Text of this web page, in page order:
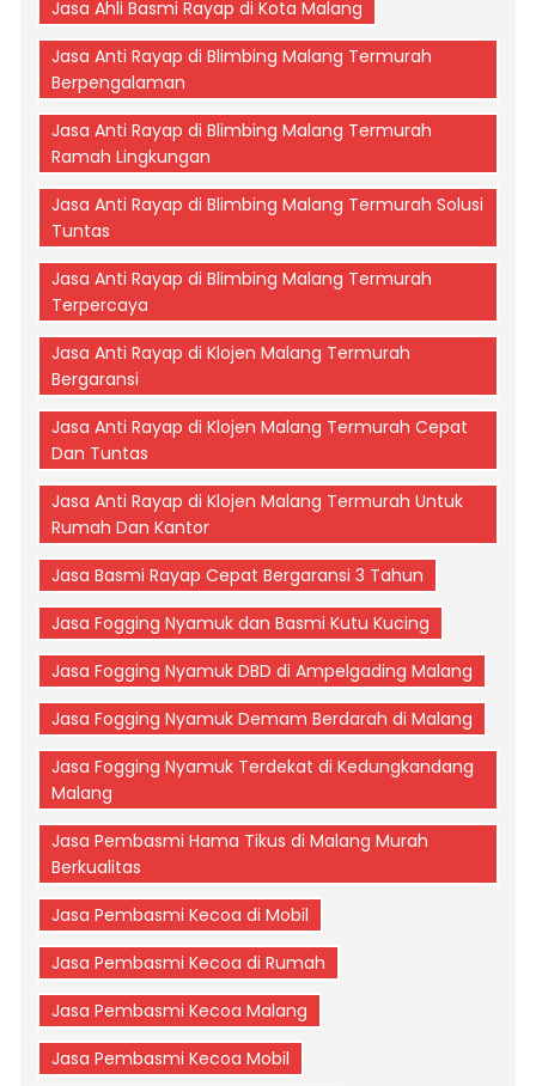
Jasa Ahli Basmi Rayap di Kota Malang
Jasa Anti Rayap di Blimbing Malang Termurah
Berpengalaman
Jasa Anti Rayap di Blimbing Malang Termurah
Ramah Lingkungan
Jasa Anti Rayap di Blimbing Malang Termurah Solusi
Tuntas
Jasa Anti Rayap di Blimbing Malang Termurah
Terpercaya
Jasa Anti Rayap di Klojen Malang Termurah
Bergaransi
Jasa Anti Rayap di Klojen Malang Termurah Cepat
Dan Tuntas
Jasa Anti Rayap di Klojen Malang Termurah Untuk
Rumah Dan Kantor
Jasa Basmi Rayap Cepat Bergaransi 3 Tahun
Jasa Fogging Nyamuk dan Basmi Kutu Kucing
Jasa Fogging Nyamuk DBD di Ampelgading Malang
Jasa Fogging Nyamuk Demam Berdarah di Malang
Jasa Fogging Nyamuk Terdekat di Kedungkandang
Malang
Jasa Pembasmi Hama Tikus di Malang Murah
Berkualitas
Jasa Pembasmi Kecoa di Mobil
Jasa Pembasmi Kecoa di Rumah
Jasa Pembasmi Kecoa Malang
Jasa Pembasmi Kecoa Mobil